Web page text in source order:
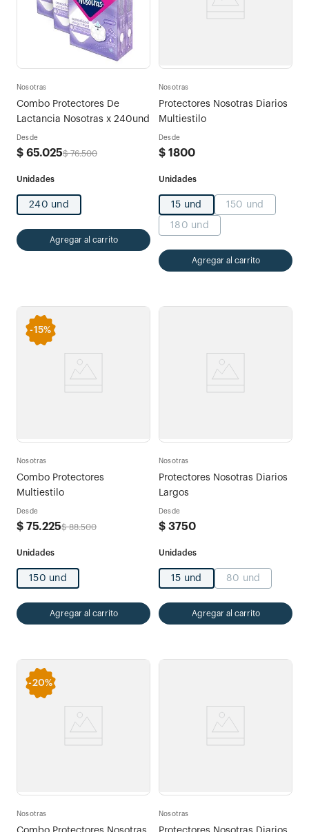
Nosotras
Combo Protectores De
Lactancia Nosotras x 240und
Desde
$ 65.025$ 76.500
240 und
Agregar al carrito
Nosotras
Protectores Nosotras Diarios
Multiestilo
Desde
$ 1800
15 und 150 und
180 und
Agregar al carrito
-15%
Nosotras
Combo Protectores
Multiestilo
Desde
$ 75.225$ 88.500
150 und
Agregar al carrito
Nosotras
Protectores Nosotras Diarios
Largos
Desde
$ 3750
15 und 80 und
Agregar al carrito
-20%
Nosotras Nosotras